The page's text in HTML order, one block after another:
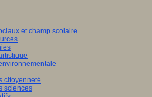
et champ scolaire
citoyenneté
sciences